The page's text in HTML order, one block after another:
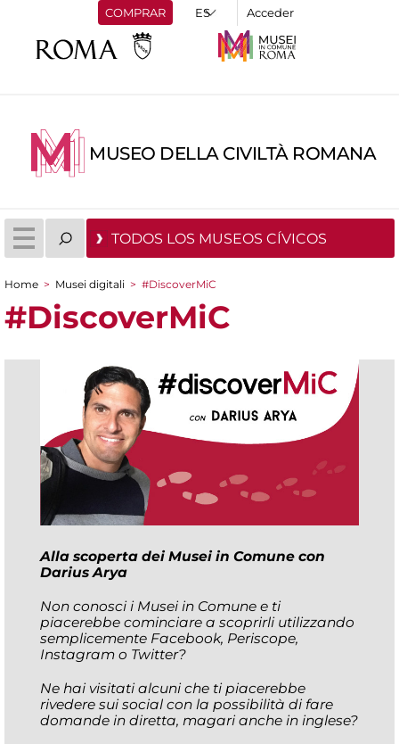
COMPRAR Acceder
MUSEO DELLA CIVILTÀ ROMANA
TODOS LOS MUSEOS CÍVICOS
You are here
Home > Musei digitali > #DiscoverMiC
#DiscoverMiC
Alla scoperta dei Musei in Comune con
Darius Arya
Non conosci i Musei in Comune e ti
piacerebbe cominciare a scoprirli utilizzando
semplicemente Facebook, Periscope,
Instagram o Twitter?
Ne hai visitati alcuni che ti piacerebbe
rivedere sui social con la possibilità di fare
domande in diretta, magari anche in inglese?